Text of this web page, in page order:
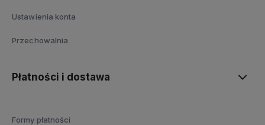
Ustawienia konta
Przechowalnia
Płatności i dostawa
Formy płatności